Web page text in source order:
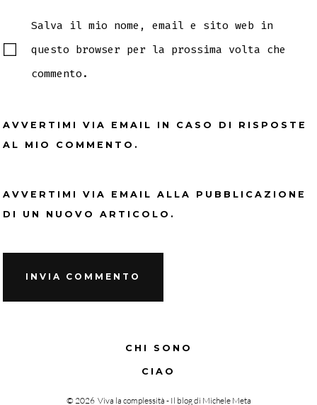
Salva il mio nome, email e sito web in
questo browser per la prossima volta che
commento.
AVVERTIMI VIA EMAIL IN CASO DI RISPOSTE
AL MIO COMMENTO.
AVVERTIMI VIA EMAIL ALLA PUBBLICAZIONE
DI UN NUOVO ARTICOLO.
CHI SONO
CIAO
© 2026 Viva la complessità - Il blog di Michele Meta